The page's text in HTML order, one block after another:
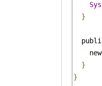
}
    new
}
}